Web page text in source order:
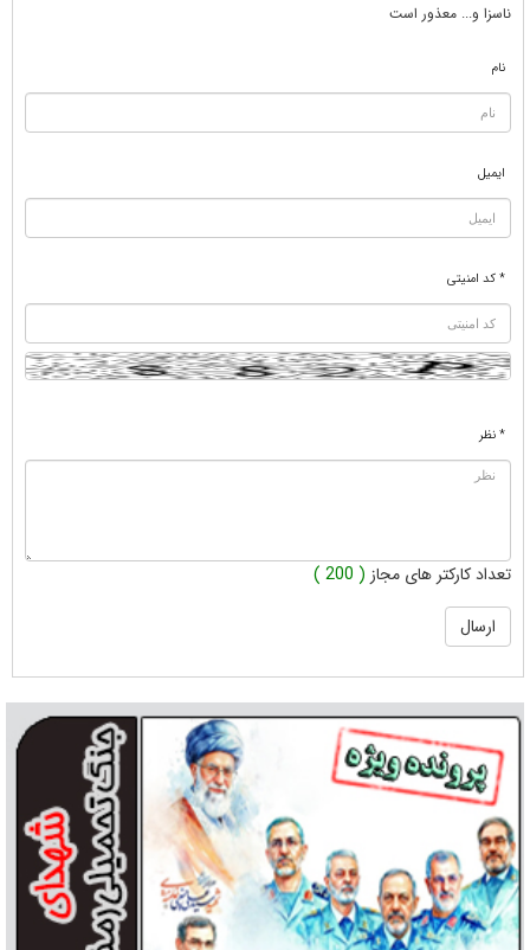
ناسزا و... معذور است
نام
ایمیل
* کد امنیتی
* نظر
تعداد کارکتر های مجاز ( 200 )